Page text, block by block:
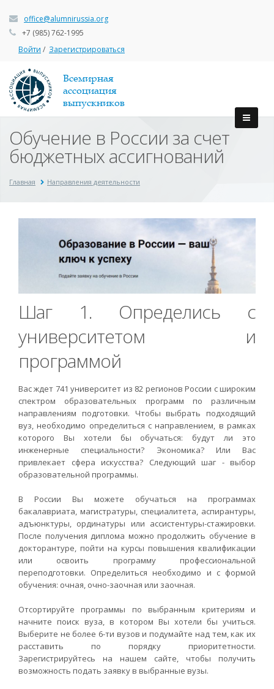
office@alumnirussia.org
+7 (985) 762-1995
Войти / Зарегистрироваться
Всемирная
ассоциация
выпускников
Обучение в России за счет
бюджетных ассигнований
Главная Направления деятельности
Шаг 1. Определись с
университетом и
программой
Вас ждет 741 университет из 82 регионов России с широким
спектром образовательных программ по различным
направлениям подготовки. Чтобы выбрать подходящий
вуз, необходимо определиться с направлением, в рамках
которого Вы хотели бы обучаться: будут ли это
инженерные специальности? Экономика? Или Вас
привлекает сфера искусства? Следующий шаг - выбор
образовательной программы.
В России Вы можете обучаться на программах
бакалавриата, магистратуры, специалитета, аспирантуры,
адъюнктуры, ординатуры или ассистентуры-стажировки.
После получения диплома можно продолжить обучение в
докторантуре, пойти на курсы повышения квалификации
или освоить программу профессиональной
переподготовки. Определиться необходимо и с формой
обучения: очная, очно-заочная или заочная.
Отсортируйте программы по выбранным критериям и
начните поиск вуза, в котором Вы хотели бы учиться.
Выберите не более 6-ти вузов и подумайте над тем, как их
расставить по порядку приоритетности.
Зарегистрируйтесь на нашем сайте, чтобы получить
возможность подать заявку в выбранные вузы.